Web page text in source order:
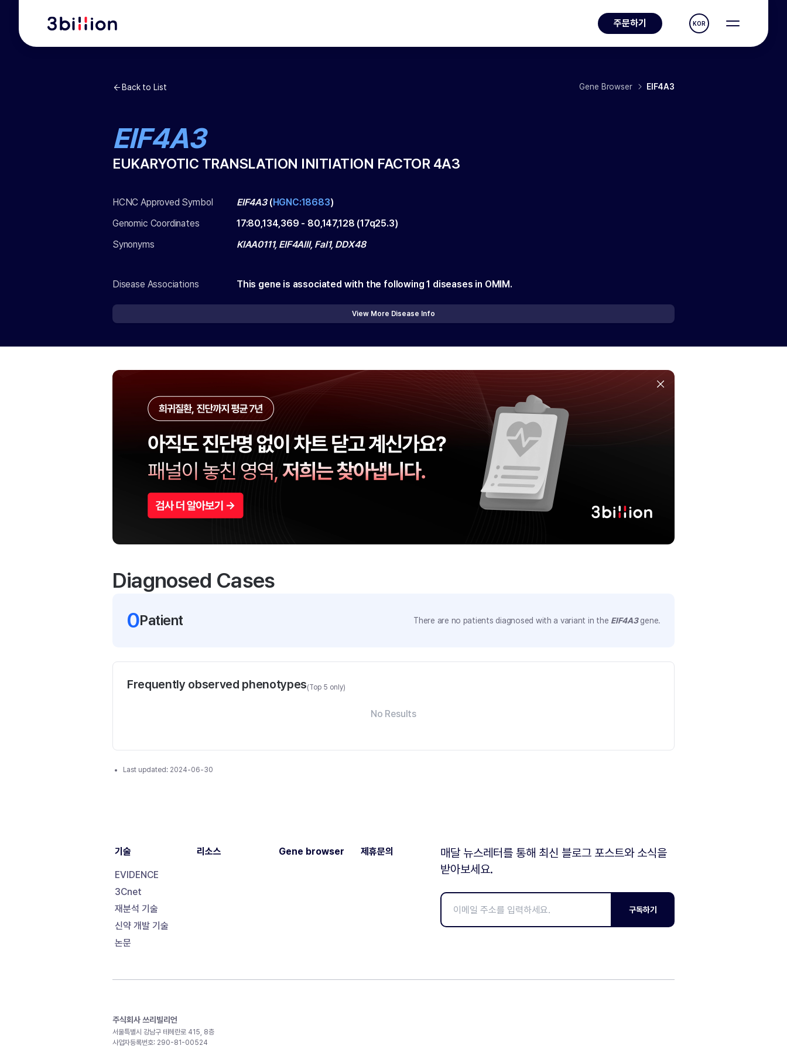
주문하기 KOR
Back to List Gene Browser EIF4A3
EIF4A3
EUKARYOTIC TRANSLATION INITIATION FACTOR 4A3
HCNC Approved Symbol EIF4A3(HGNC:18683)
Genomic Coordinates
17:80,134,369 - 80,147,128 (17q25.3)
Synonyms
KIAA0111, EIF4AIII, Fal1, DDX48
Disease Associations This gene is associated with the following 1 diseases in OMIM.
View More Disease Info
Diagnosed Cases
0Patient There are no patients diagnosed with a variant in the EIF4A3gene.
Frequently observed phenotypes(Top 5 only)
No Results
Last updated: 2024-06-30
기술
EVIDENCE
3Cnet
재분석 기술
신약 개발 기술
논문
리소스 Gene browser 제휴문의
매달 뉴스레터를 통해 최신 블로그 포스트와 소식을
받아보세요.
구독하기
주식회사 쓰리빌리언
서울특별시 강남구 테헤란로 415, 8층
사업자등록번호: 290-81-00524